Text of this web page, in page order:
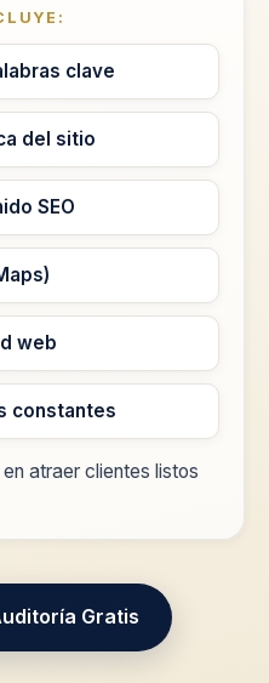
clave
del sitio
SEO
web
constantes
atraer clientes listos
Gratis